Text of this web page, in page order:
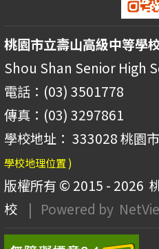
桃園市立壽山高級中等學
Shou Shan Senior High
電話：(03) 3501778
傳真：(03) 3297861
學校地址： 333028 桃園
學校地理位置 )
版權所有 © 2015 - 2026
校
| Powered by